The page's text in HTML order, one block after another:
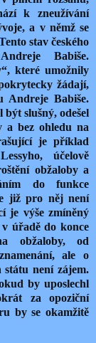
k zneužívání
a v němž se
stav českého
Babiše.
které umožnily
žádají,
Andreje Babiše.
slušný, odešel
a bez ohledu na
je příklad
účelově
obžaloby a
do funkce
již pro něj není
je výše zmíněný
úřadě do konce
obžaloby, od
ale o
státu není zájem.
by uposlechl
za opoziční
by se okamžitě